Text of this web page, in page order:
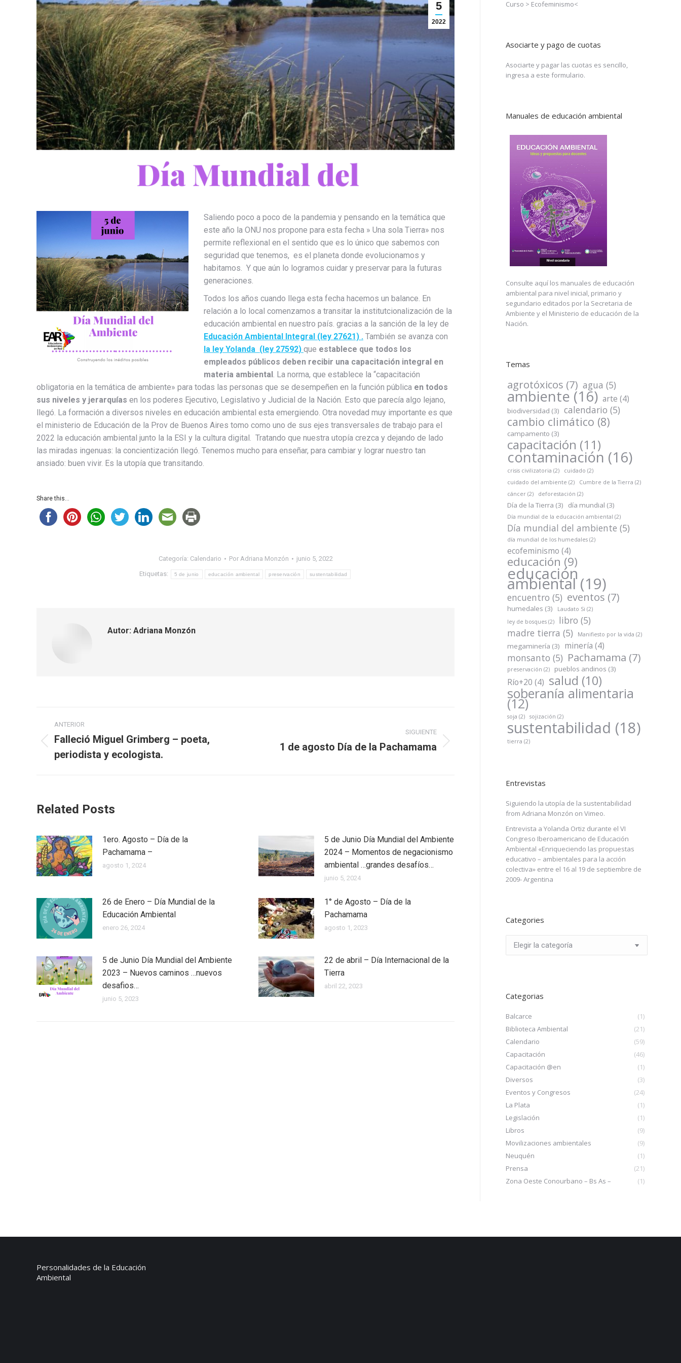
5
2022
Saliendo poco a poco de la pandemia y pensando en la temática que
este año la ONU nos propone para esta fecha » Una sola Tierra» nos
permite reflexional en el sentido que es lo único que sabemos con
seguridad que tenemos, es el planeta donde evolucionamos y
habitamos. Y que aún lo logramos cuidar y preservar para la futuras
generaciones.
Todos los años cuando llega esta fecha hacemos un balance. En
relación a lo local comenzamos a transitar la institutcionalización de la
educación ambiental en nuestro país. gracias a la sanción de la ley de
Educación Ambiental Integral (ley 27621) . También se avanza con
la ley Yolanda (ley 27592) que establece que todos los
empleados públicos deben recibir una capacitación integral en
materia ambiental . La norma, que establece la “capacitación
obligatoria en la temática de ambiente» para todas las personas que se desempeñen en la función pública en todos
sus niveles y jerarquías en los poderes Ejecutivo, Legislativo y Judicial de la Nación. Esto que parecía algo lejano,
llegó. La formación a diversos niveles en educación ambiental esta emergiendo. Otra novedad muy importante es que
el ministerio de Educación de la Prov de Buenos Aires tomo como uno de sus ejes transversales de trabajo para el
2022 la educación ambiental junto la la ESI y la cultura digital. Tratando que nuestra utopía crezca y dejando de lado
las miradas ingenuas: la concientización llegó. Tenemos mucho para enseñar, para cambiar y lograr nuestro tan
ansiado: buen vivir. Es la utopía que transitando.
Share this...
Categoría: Calendario Por Adriana Monzón junio 5, 2022
Etiquetas: 5 de junio educación ambiental preservación sustentabilidad
Autor: Adriana Monzón
Navegación
entre
publicaciones
ANTERIOR
anterior:
Falleció Miguel Grimberg – poeta,
periodista y ecologista.
SIGUIENTE
Publicación
1 de agosto Día de la Pachamama
Related Posts
1ero. Agosto – Día de la
Pachamama –
agosto 1, 2024
5 de Junio Día Mundial del Ambiente
2024 – Momentos de negacionismo
ambiental …grandes desafíos…
junio 5, 2024
26 de Enero – Día Mundial de la
Educación Ambiental
enero 26, 2024
1° de Agosto – Día de la
Pachamama
agosto 1, 2023
5 de Junio Día Mundial del Ambiente
2023 – Nuevos caminos …nuevos
desafios…
junio 5, 2023
22 de abril – Día Internacional de la
Tierra
abril 22, 2023
Curso > Ecofeminismo<
Asociarte y pago de cuotas
Asociarte y pagar las cuotas es sencillo,
ingresa a este formulario.
Manuales de educación ambiental
Consulte aquí los manuales de educación
ambiental para nivel inicial, primario y
segundario editados por la Secretaria de
Ambiente y el Ministerio de educación de la
Nación.
Temas
agrotóxicos (7) agua (5)
ambiente (16) arte (4)
biodiversidad (3) calendario (5)
cambio climático (8)
campamento (3)
capacitación (11)
contaminación (16)
crisis civilizatoria (2) cuidado (2)
cuidado del ambiente (2) Cumbre de la Tierra (2)
cáncer (2) deforestación (2)
Día de la Tierra (3) día mundial (3)
Día mundial de la educación ambiental (2)
Día mundial del ambiente (5)
día mundial de los humedales (2)
ecofeminismo (4)
educación (9)
educación
ambiental(19)
encuentro (5) eventos (7)
humedales (3) Laudato Si (2)
ley de bosques (2) libro (5)
madre tierra (5) Manifiesto por la vida (2)
megaminería (3) minería (4)
monsanto (5) Pachamama (7)
preservación (2) pueblos andinos (3)
Río+20 (4) salud (10)
soberanía alimentaria
(12)
soja (2) sojización (2)
sustentabilidad (18)
tierra (2)
Entrevistas
Siguiendo la utopía de la sustentabilidad
from Adriana Monzón on Vimeo.
Entrevista a Yolanda Ortiz durante el VI
Congreso Iberoamericano de Educación
Ambiental «Enriqueciendo las propuestas
educativo – ambientales para la acción
colectiva» entre el 16 al 19 de septiembre de
2009- Argentina
Categories
Categorias
Balcarce
(1)
Biblioteca Ambiental
(21)
Calendario
(59)
Capacitación
(46)
Capacitación @en
(1)
Diversos
(3)
Eventos y Congresos
(24)
La Plata
(1)
Legislación
(1)
Libros
(9)
Movilizaciones ambientales
(9)
Neuquén
(1)
Prensa
(21)
Zona Oeste Conourbano – Bs As –
(1)
Personalidades de la Educación
Ambiental